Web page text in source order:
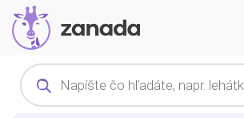
Products
search